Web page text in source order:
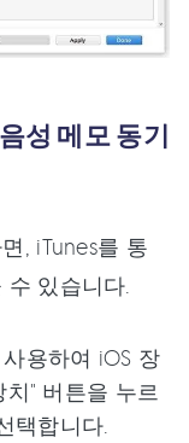
성 메모 동기
, iTunes를 통
있습니다.
용하여 iOS 장
" 버튼을 누르
택합니다.